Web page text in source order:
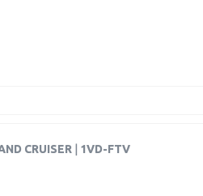
CRUISER 1VD-FTV